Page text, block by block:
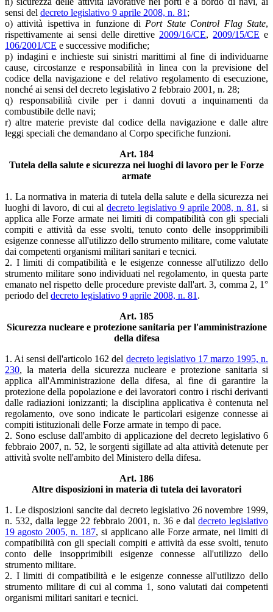
sensi del decreto legislativo 9 aprile 2008, n. 81 ;
o) attività ispettiva in funzione di Port State Control Flag State,
rispettivamente ai sensi delle direttive 2009/16/CE, 2009/15/CE e
106/2001/CE e successive modifiche;
p) indagini e inchieste sui sinistri marittimi al fine di individuarne
cause, circostanze e responsabilità in linea con la previsione del
codice della navigazione e del relativo regolamento di esecuzione,
nonché ai sensi del decreto legislativo 2 febbraio 2001, n. 28;
q) responsabilità civile per i danni dovuti a inquinamenti da
combustibile delle navi;
r) altre materie previste dal codice della navigazione e dalle altre
leggi speciali che demandano al Corpo specifiche funzioni.
Art. 184
Tutela della salute e sicurezza nei luoghi di lavoro per le Forze
armate
1. La normativa in materia di tutela della salute e della sicurezza nei
luoghi di lavoro, di cui aldecreto legislativo 9 aprile 2008, n. 81 , si
applica alle Forze armate nei limiti di compatibilità con gli speciali
compiti e attività da esse svolti, tenuto conto delle insopprimibili
esigenze connesse all'utilizzo dello strumento militare, come valutate
dai competenti organismi militari sanitari e tecnici.
2. I limiti di compatibilità e le esigenze connesse all'utilizzo dello
strumento militare sono individuati nel regolamento, in questa parte
emanato nel rispetto delle procedure previste dall'art. 3, comma 2, 1°
periodo del decreto legislativo 9 aprile 2008, n. 81 .
Art. 185
Sicurezza nucleare e protezione sanitaria per l'amministrazione
della difesa
1. Ai sensi dell'articolo 162 del decreto legislativo 17 marzo 1995, n.
230, la materia della sicurezza nucleare e protezione sanitaria si
applica all'Amministrazione della difesa, al fine di garantire la
protezione della popolazione e dei lavoratori contro i rischi derivanti
dalle radiazioni ionizzanti; la disciplina applicativa è contenuta nel
regolamento, ove sono indicate le particolari esigenze connesse ai
compiti istituzionali delle Forze armate in tempo di pace.
2. Sono escluse dall'ambito di applicazione del decreto legislativo 6
febbraio 2007, n. 52, le sorgenti sigillate ad alta attività detenute per
attività svolte nell'ambito del Ministero della difesa.
Art. 186
Altre disposizioni in materia di tutela dei lavoratori
1. Le disposizioni sancite dal decreto legislativo 26 novembre 1999,
n. 532, dalla legge 22 febbraio 2001, n. 36 e dal decreto legislativo
19 agosto 2005, n. 187, si applicano alle Forze armate, nei limiti di
compatibilità con gli speciali compiti e attività da esse svolti, tenuto
conto delle insopprimibili esigenze connesse all'utilizzo dello
strumento militare.
2. I limiti di compatibilità e le esigenze connesse all'utilizzo dello
strumento militare di cui al comma 1, sono valutati dai competenti
organismi militari sanitari e tecnici.